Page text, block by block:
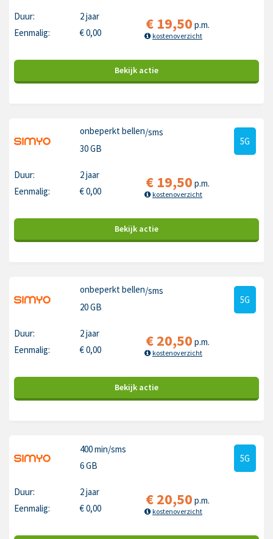
Duur:
2 jaar
Eenmalig:
€0,00 € 19,50 p.m.
kostenoverzicht
Bekijk actie
onbeperkt bellen/sms
30 GB
5G
Duur:
2 jaar
Eenmalig:
€0,00 € 19,50 p.m.
kostenoverzicht
Bekijk actie
onbeperkt bellen/sms
20 GB
5G
Duur:
2 jaar
Eenmalig:
€0,00 €20,50 p.m.
kostenoverzicht
Bekijk actie
400 min/sms
6 GB
5G
Duur:
2 jaar
Eenmalig:
€0,00 €20,50 p.m.
kostenoverzicht